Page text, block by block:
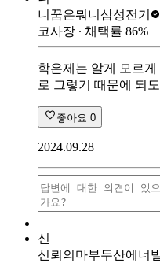
니꿈은뭐니 삼성전기
코사장 ∙ 채택률 86%
학은제는 알게 모르
로 그렇기 때문에 되
좋아요 0
2024.09.28
신
신뢰의마부두산에너